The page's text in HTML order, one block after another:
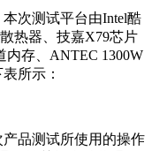
次测试平台由Intel酷
热器、技嘉X79芯片
内存、ANTEC 1300W
所示：
品测试所使用的操作